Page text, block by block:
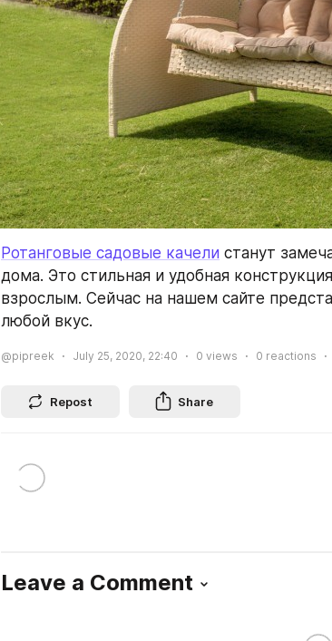
Ротанговые садовые качели станут
дома. Это стильная и удобная
взрослым. Сейчас на нашем сайте
любой вкус.
@pipreek July 25, 2020, 22:40 0 views 0 reactions
Repost Share
Leave a Comment